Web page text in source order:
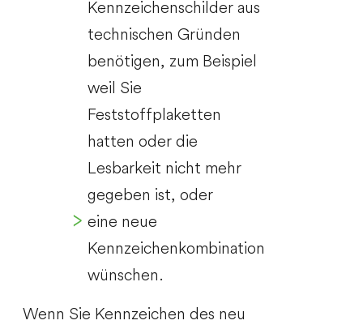
Kennzeichenschilder aus
technischen Gründen
benötigen, zum Beispiel
weil Sie
Feststoffplaketten
hatten oder die
Lesbarkeit nicht mehr
gegeben ist, oder
eine neue
Kennzeichenkombination
wünschen.
Wenn Sie Kennzeichen des neu